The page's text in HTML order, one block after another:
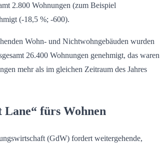
2.800 Wohnungen (zum Beispiel
(-18,5 %; -600).
Wohn- und Nichtwohngebäuden wurden
26.400 Wohnungen genehmigt, das waren
mehr als im gleichen Zeitraum des Jahres
fürs Wohnen
(GdW) fordert weitergehende,